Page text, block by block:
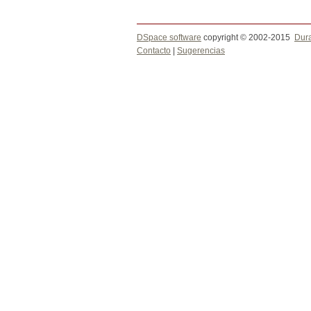
DSpace software copyright © 2002-2015
Contacto
Sugerencias